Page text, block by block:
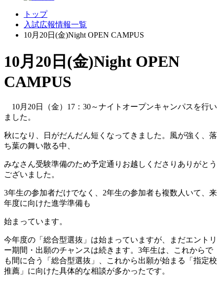
トップ
入試広報情報一覧
10月20日(金)Night OPEN CAMPUS
10月20日(金)Night OPEN
CAMPUS
10月20日（金）17：30～ナイトオープンキャンパスを行い
ました。
秋になり、日がだんだん短くなってきました。風が強く、落
ち葉の舞い散る中、
みなさん受験準備のため予定通りお越しくださりありがとう
ございました。
3年生の参加者だけでなく、2年生の参加者も複数人いて、来
年度に向けた進学準備も
始まっています。
今年度の「総合型選抜」は始まっていますが、まだエントリ
ー期間・出願のチャンスは続きます。3年生は、これからで
も間に合う「総合型選抜」、これから出願が始まる「指定校
推薦」に向けた具体的な相談が多かったです。